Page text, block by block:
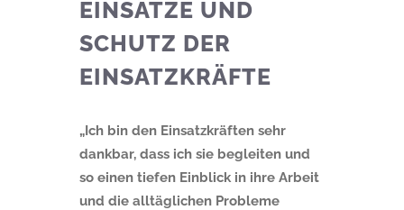
EINSÄTZE UND
SCHUTZ DER
EINSATZKRÄFTE
„Ich bin den Einsatzkräften sehr
dankbar, dass ich sie begleiten und
so einen tiefen Einblick in ihre Arbeit
und die alltäglichen Probleme